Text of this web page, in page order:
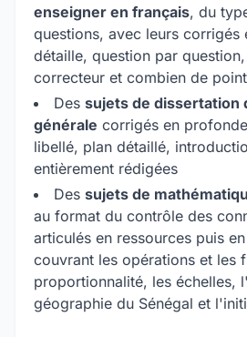
enseigner en français, du
questions, avec leurs corrigés
détaille, question par
correcteur et combien de
Des sujets de dissertation
générale corrigés en
libellé, plan détaillé,
entièrement rédigées
Des sujets de
au format du contrôle des
articulés en ressources puis
couvrant les opérations et les
proportionnalité, les échelles,
géographie du Sénégal et